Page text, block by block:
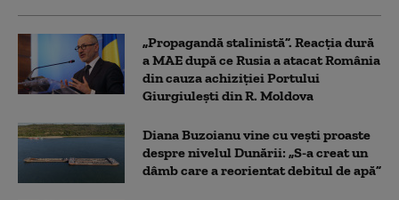
„Propagandă stalinistă”. Reacția dură
a MAE după ce Rusia a atacat România
din cauza achiziției Portului
Giurgiulești din R. Moldova
Diana Buzoianu vine cu vești proaste
despre nivelul Dunării: „S-a creat un
dâmb care a reorientat debitul de apă”